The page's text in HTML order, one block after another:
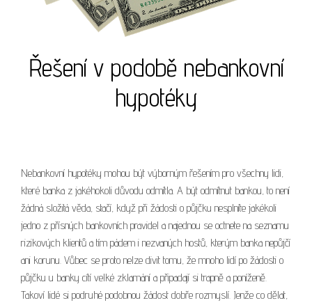
Řešení v podobě nebankovní
hypotéky
Nebankovní hypotéky mohou být výborným řešením pro všechny lidi,
které banka z jakéhokoli důvodu odmítla. A být odmítnut bankou, to není
žádná složitá věda, stačí, když při žádosti o půjčku nesplníte jakékoli
jedno z přísných bankovních pravidel a najednou se octnete na seznamu
rizikových klientů a tím pádem i nezvaných hostů, kterým banka nepůjčí
ani korunu. Vůbec se proto nelze divit tomu, že mnoho lidí po žádosti o
půjčku u banky cítí velké zklamání a připadají si trapně a poníženě.
Takoví lidé si podruhé podobnou žádost dobře rozmyslí. Jenže co dělat,